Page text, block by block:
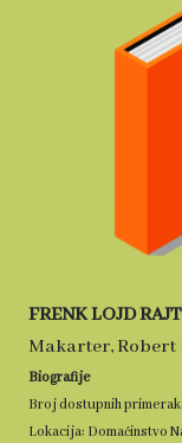
FRENK LOJD RAJT
Makarter, Robert
Biografije
Broj dostupnih
Lokacija: Domaćinstvo